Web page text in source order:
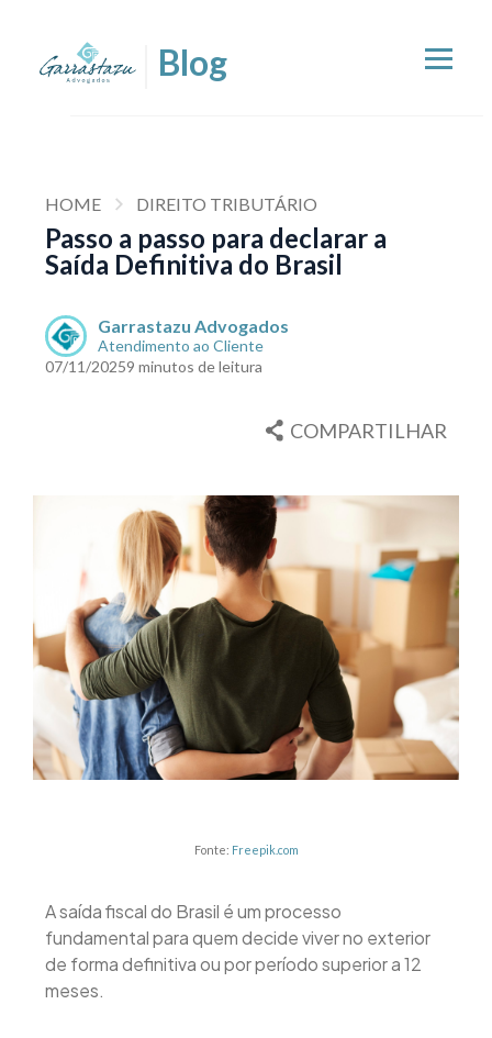
HOME DIREITO TRIBUTÁRIO
Passo a passo para declarar a
Saída Definitiva do Brasil
Garrastazu Advogados
Atendimento ao Cliente
07/11/20259 minutos de leitura
COMPARTILHAR
Fonte: Freepik.com
A saída fiscal do Brasil é um processo
fundamental para quem decide viver no exterior
de forma definitiva ou por período superior a 12
meses.